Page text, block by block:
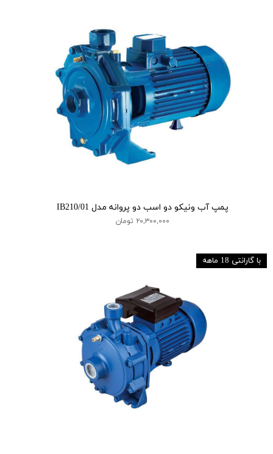
پمپ آب ونیکو دو اسب دو پروانه مدل IB210/01
۲۰,۳۰۰,۰۰۰ تومان
با گارانتی 18 ماهه